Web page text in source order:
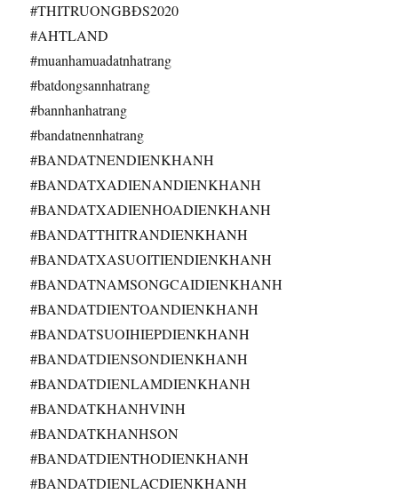
#THITRUONGBĐS2020
#AHTLAND
#muanhamuadatnhatrang
#batdongsannhatrang
#bannhanhatrang
#bandatnennhatrang
#BANDATNENDIENKHANH
#BANDATXADIENANDIENKHANH
#BANDATXADIENHOADIENKHANH
#BANDATTHITRANDIENKHANH
#BANDATXASUOITIENDIENKHANH
#BANDATNAMSONGCAIDIENKHANH
#BANDATDIENTOANDIENKHANH
#BANDATSUOIHIEPDIENKHANH
#BANDATDIENSONDIENKHANH
#BANDATDIENLAMDIENKHANH
#BANDATKHANHVINH
#BANDATKHANHSON
#BANDATDIENTHODIENKHANH
#BANDATDIENLACDIENKHANH